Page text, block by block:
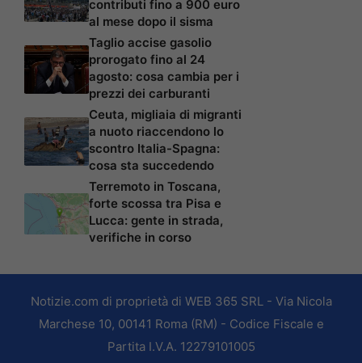
contributi fino a 900 euro
al mese dopo il sisma
Taglio accise gasolio
prorogato fino al 24
agosto: cosa cambia per i
prezzi dei carburanti
Ceuta, migliaia di migranti
a nuoto riaccendono lo
scontro Italia-Spagna:
cosa sta succedendo
Terremoto in Toscana,
forte scossa tra Pisa e
Lucca: gente in strada,
verifiche in corso
Notizie.com di proprietà di WEB 365 SRL - Via Nicola
Marchese 10, 00141 Roma (RM) - Codice Fiscale e
Partita I.V.A. 12279101005